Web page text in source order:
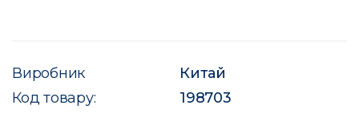
Виробник
Китай
Код товару:
198703